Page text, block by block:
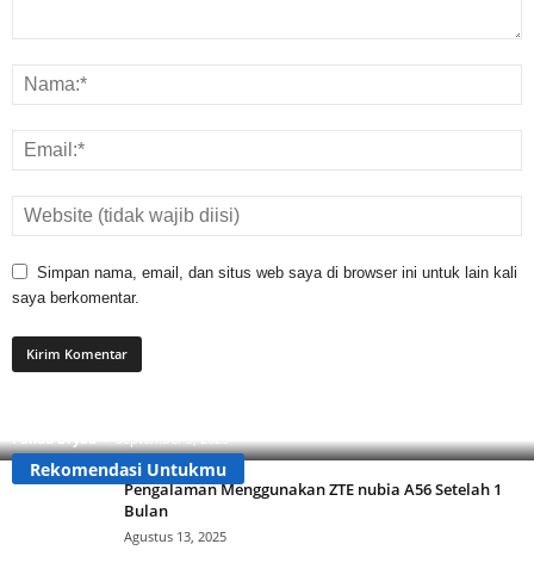
Simpan nama, email, dan situs web saya di browser ini untuk lain kali
saya berkomentar.
Rekomendasi Untukmu
Pengalaman Menggunakan ZTE nubia A56 Setelah 1
Bulan
Agustus 13, 2025